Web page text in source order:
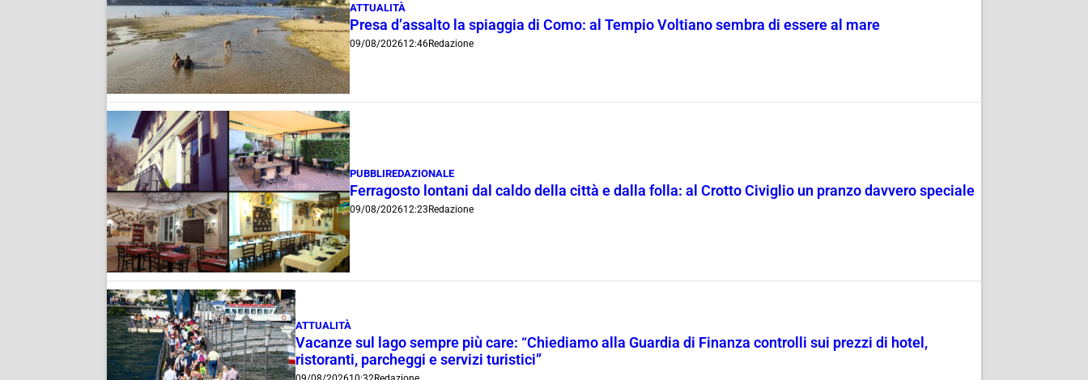
ATTUALITÀ
Presa d’assalto la spiaggia di Como: al Tempio Voltiano sembra di essere al mare
09/08/202612:46Redazione
PUBBLIREDAZIONALE
Ferragosto lontani dal caldo della città e dalla folla: al Crotto Civiglio un pranzo davvero speciale
09/08/202612:23 Redazione
ATTUALITÀ
Vacanze sul lago sempre più care: “Chiediamo alla Guardia di Finanza controlli sui prezzi di hotel,
ristoranti, parcheggi e servizi turistici”